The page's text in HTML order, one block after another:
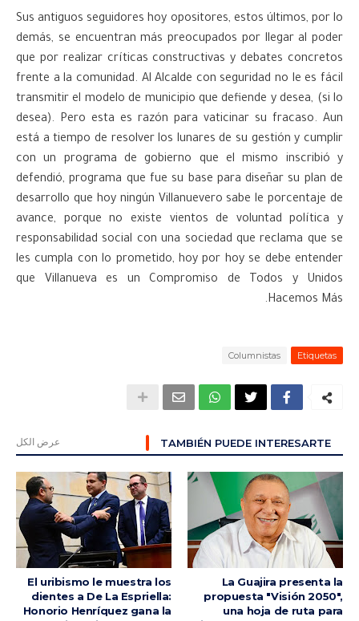
Sus antiguos seguidores hoy opositores, estos últimos, por lo
demás, se encuentran más preocupados por llegar al poder
que por realizar críticas constructivas y debates concretos
frente a la comunidad. Al Alcalde con seguridad no le es fácil
transmitir el modelo de municipio que defiende y desea, (si lo
desea). Pero esta es razón para vaticinar su fracaso. Aun
está a tiempo de resolver los lunares de su gestión y cumplir
con un programa de gobierno que el mismo inscribió y
defendió, programa que fue su base para diseñar su plan de
desarrollo que hoy ningún Villanuevero sabe le porcentaje de
avance, porque no existe vientos de voluntad política y
responsabilidad social con una sociedad que reclama que se
les cumpla con lo prometido, hoy por hoy se debe entender
que Villanueva es un Compromiso de Todos y Unidos
Hacemos Más.
Etiquetas
Columnistas
TAMBIÉN PUEDE INTERESARTE عرض الكل
La Guajira presenta la
propuesta "Visión 2050",
una hoja de ruta para
El uribismo le muestra los
dientes a De La Espriella:
Honorio Henríquez gana la